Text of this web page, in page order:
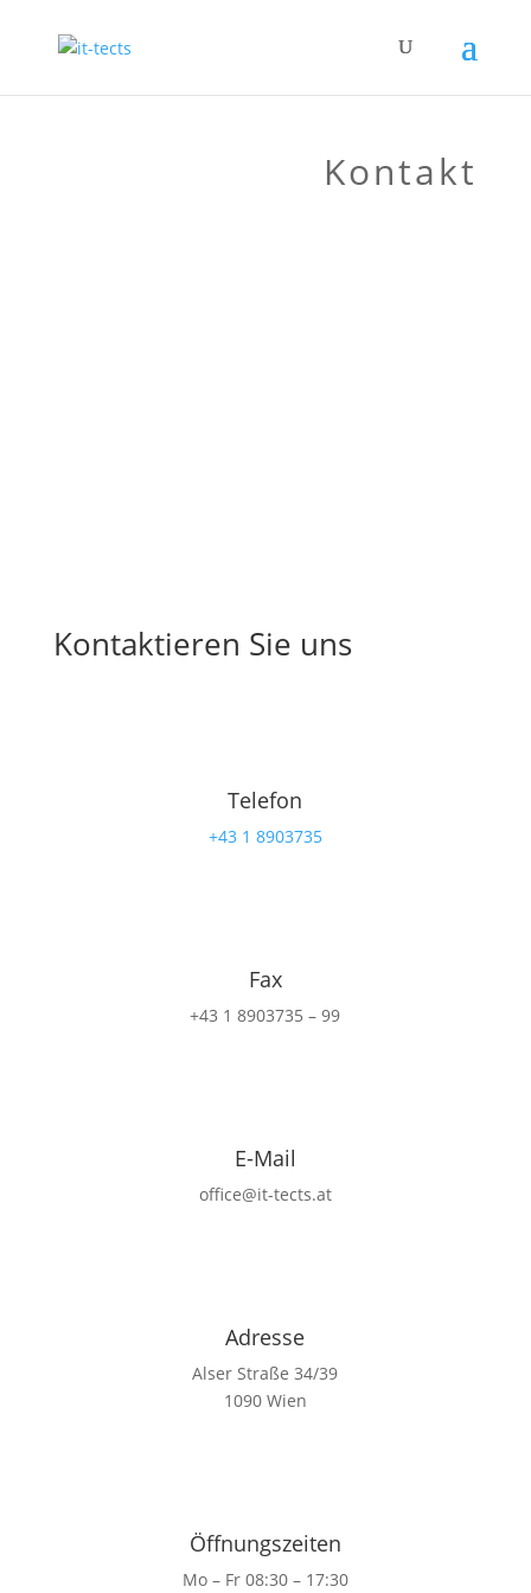
Kontakt
Kontaktieren Sie uns
Telefon
+43 1 8903735
Fax
+43 1 8903735 – 99
E-Mail
office@it-tects.at
Adresse
Alser Straße 34/39
1090 Wien
Öffnungszeiten
Mo – Fr 08:30 – 17:30